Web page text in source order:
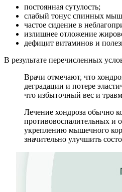
постоянная сутулость;
слабый тонус спинных
частое сидение в
излишнее отложение
дефицит витаминов и
В результате перечисленных
Врачи отмечают, что
деградации и потере
что избыточный вес и
Лечение хондроза обычно
противовоспалительных и
укреплению мышечного
значительно улучшить